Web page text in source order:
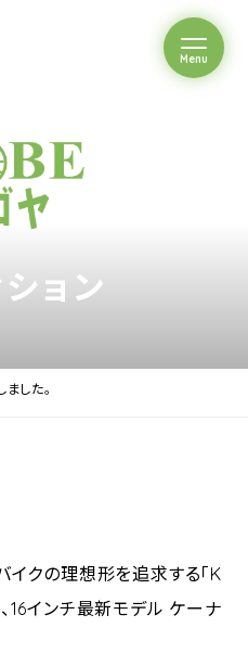
ゴヤ
Menuを開閉
ョン
ました。
イクの理想形を追求する「K
16インチ最新モデル ケーナ